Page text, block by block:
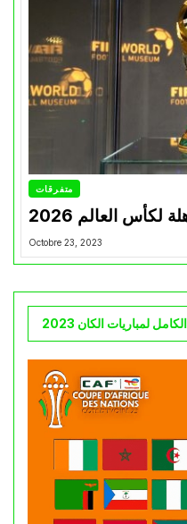
متفرقات
العالم 2026
Octobre 23, 2023
لمباريات الكان 2023